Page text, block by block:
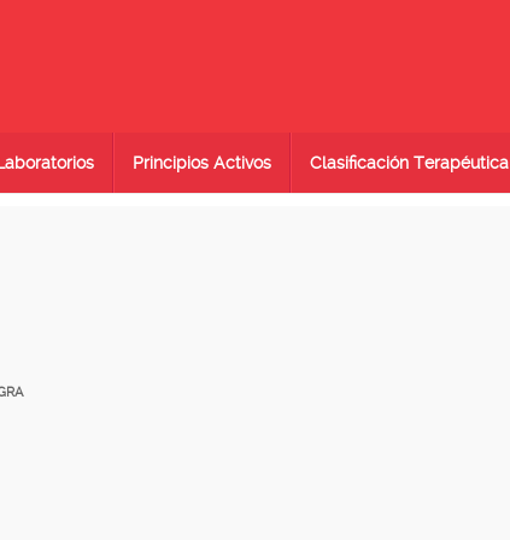
Principios Activos Clasificación Terapéutica